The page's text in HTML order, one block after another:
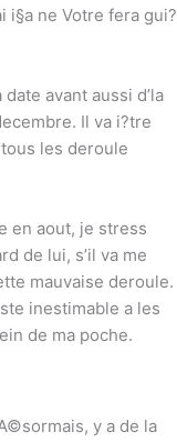
i§a ne Votre fera gui?
avant aussi d’la
Il va i?tre
les deroule
en aout, je stress
de lui, s’il va me
mauvaise deroule.
inestimable a les
de ma poche.
y a de la